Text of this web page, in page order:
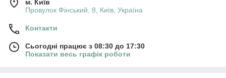
м. Київ
Провулок Фінський, 8, Київ, Україна
Контакти
Сьогодні працює з 08:30 до 17:30
Показати весь графік роботи